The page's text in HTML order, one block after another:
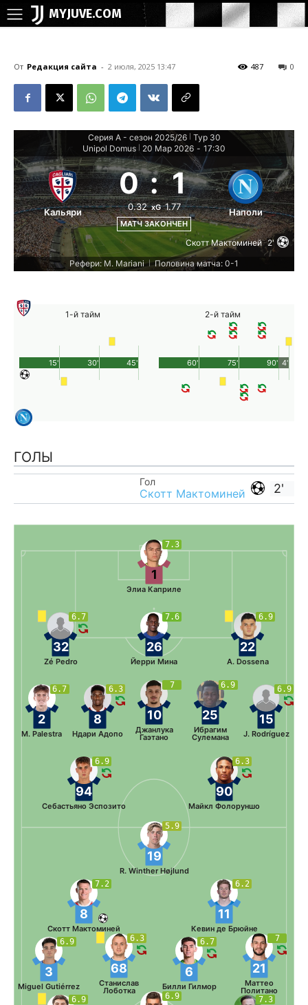
MYJUVE.COM
От Редакция сайта - 2 июля, 2025 13:47 0
487
Серия А - сезон 2025/26
Тур 30
Unipol Domus
20 Мар 2026 - 17:30
Кальяри
0 : 1
0.32 xG 1.77
МАТЧ ЗАКОНЧЕН
Наполи
Скотт Мактоминей 2'
Рефери: M. Mariani | Половина матча: 0-1
1-й тайм
45'
15' 30'
2-й тайм
90'
60' 75' 4'
ГОЛЫ
2'
Гол
Скотт Мактоминей
7.3
1
Элиа Каприле
6.9
22
A. Dossena
7.6
26
Йерри Мина
6.7
32
Zé Pedro
6.9
15
J. Rodríguez
6.9
25
Ибрагим
Сулемана
7
10
Джанлука
Гаэтано
6.3
8
Ндари Адопо
6.7
2
M. Palestra
6.3
90
Майкл Фолоруншо
6.9
94
Себастьяно Эспозито
6.9 6.9 7.3
6.9
3
Miguel Gutiérrez
6.3
68
Станислав
Лоботка
6.7
6
Билли Гилмор
7
21
Маттео
Политано
7.2
8
Скотт Мактоминей
6.2
11
Кевин де Брюйне
5.9
19
R. Winther Højlund